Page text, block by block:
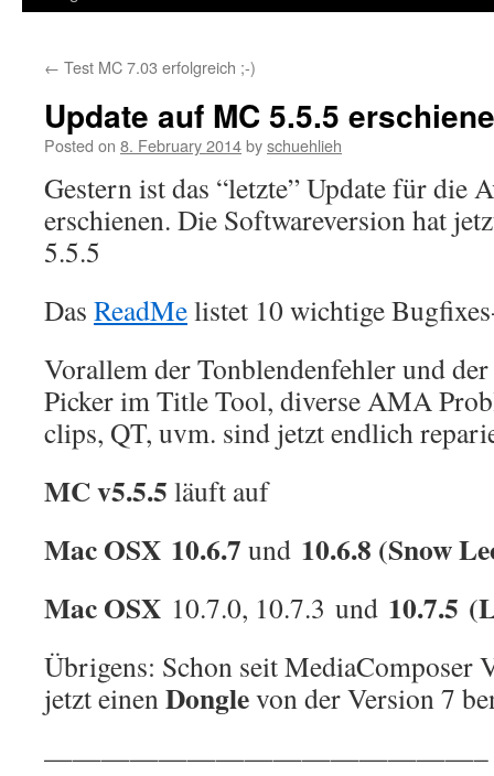
← Test MC 7.03 erfolgreich ;-)
Update auf MC 5.5.5
Posted on 8. February 2014byschuehlieh
Gestern ist das “letzte” Update für die
erschienen. Die Softwareversion hat
5.5.5
Das ReadMelistet 10 wichtige
Vorallem der Tonblendenfehler und
Picker im Title Tool, diverse AMA
clips, QT, uvm. sind jetzt endlich
MC v5.5.5 läuft auf
Mac OSX 10.6.7 und 10.6.8 (Snow
Mac OSX 10.7.0, 10.7.3 und 10.7.5
Übrigens: Schon seit MediaComposer
jetzt einenDonglevon der Version 7
———————————————–